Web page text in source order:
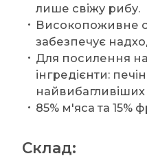
лише свіжу рибу.
Високопоживне
забезпечує
Для посилення
інгредієнти:
найвибагливіших
85% м'яса та 15%
Склад: